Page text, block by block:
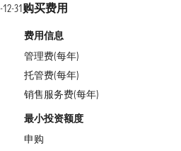
12-31购买费用
费用信息
管理费(每年)
托管费(每年)
销售服务费(每年)
最小投资额度
申购